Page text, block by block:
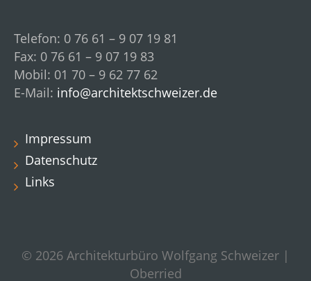
Telefon: 0 76 61 – 9 07 19 81
Fax: 0 76 61 – 9 07 19 83
Mobil: 01 70 – 9 62 77 62
E-Mail: info@architektschweizer.de
Impressum
Datenschutz
Links
© 2026 Architekturbüro Wolfgang Schweizer |
Oberried